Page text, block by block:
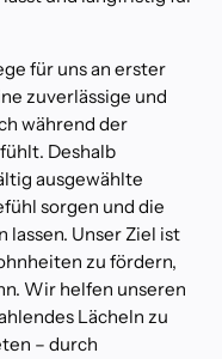
für uns an erster
zuverlässige und
während der
Deshalb
ausgewählte
sorgen und die
lassen. Unser Ziel ist
zu fördern,
Wir helfen unseren
Lächeln zu
– durch